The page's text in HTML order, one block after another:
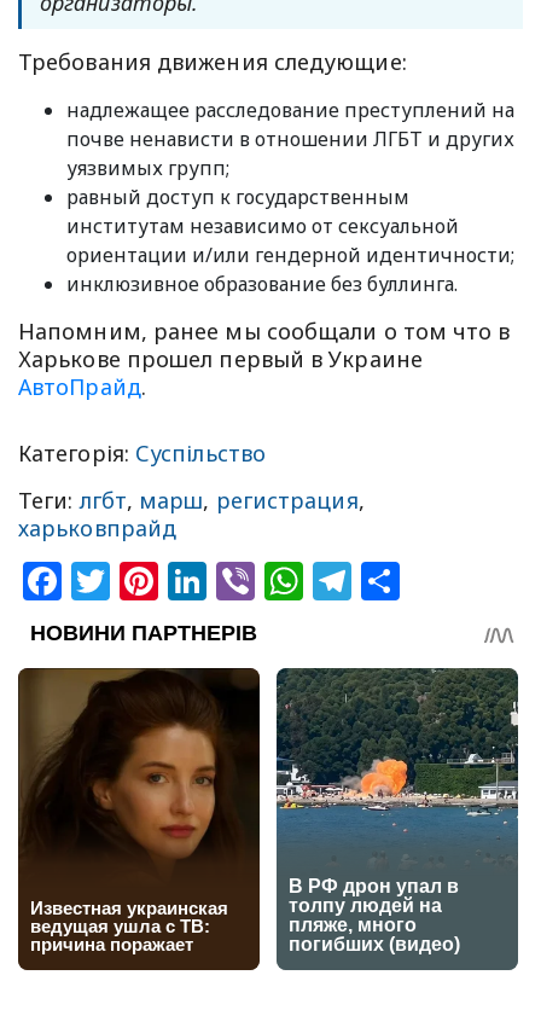
Требования движения следующие:
надлежащее расследование преступлений на
почве ненависти в отношении ЛГБТ и других
уязвимых групп;
равный доступ к государственным
институтам независимо от сексуальной
ориентации и/или гендерной идентичности;
инклюзивное образование без буллинга.
Напомним, ранее мы сообщали о том что в
Харькове прошел первый в Украине
АвтоПрайд.
Категорія: Суспільство
Теги:лгбт, марш, регистрация,
харьковпрайд
Facebook
Twitter
Pinterest
LinkedIn
ViberWhatsApp
Telegram